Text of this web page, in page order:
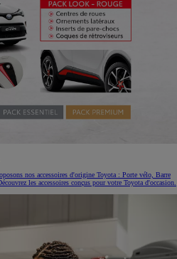
nos accessoires d'origine Toyota : Porte vélo, Barre
les accessoires conçus pour votre Toyota d'occasion.